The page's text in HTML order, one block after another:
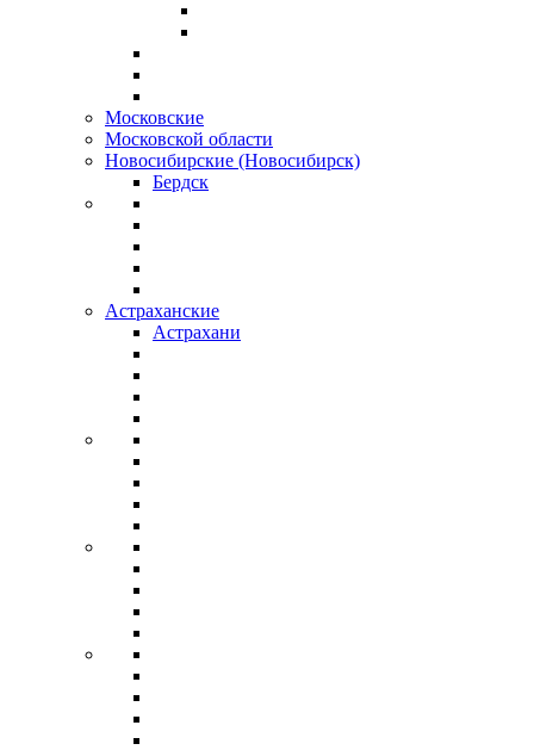
Московские
Московской области
Новосибирские (Новосибирск)
Бердск
Астраханские
Астрахани